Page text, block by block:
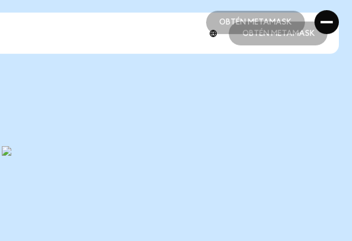
OBTÉN METAMASK
OBTÉN METAMASK
OBTÉN METAMASK